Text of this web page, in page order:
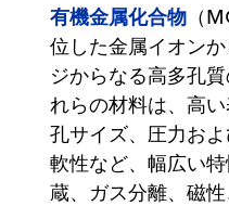
有機金属化合物 （
位した金属イオン
ジからなる高多孔
れらの材料は、高
孔サイズ、圧力お
軟性など、幅広い
蔵、ガス分離、磁